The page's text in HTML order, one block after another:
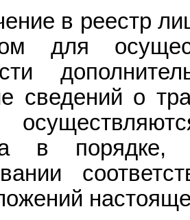
в реестр
для
сведений о
в порядке,